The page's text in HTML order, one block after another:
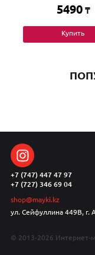
5490 ₸
Купить
+7 (747) 447 47 97
+7 (727) 346 69 04
shop@mayki.kz
ул. Сейфуллина 449В, г.
© 2013-2026 Интернет-